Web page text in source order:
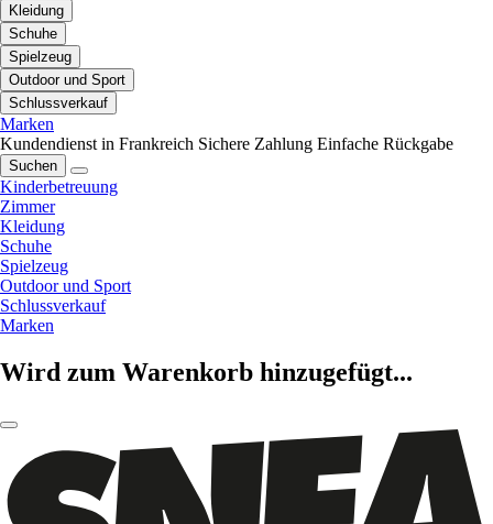
Kleidung
Schuhe
Spielzeug
Outdoor und Sport
Schlussverkauf
Marken
Kundendienst in Frankreich Sichere Zahlung Einfache Rückgabe
Suchen
Kinderbetreuung
Zimmer
Kleidung
Schuhe
Spielzeug
Outdoor und Sport
Schlussverkauf
Marken
Wird zum Warenkorb hinzugefügt...